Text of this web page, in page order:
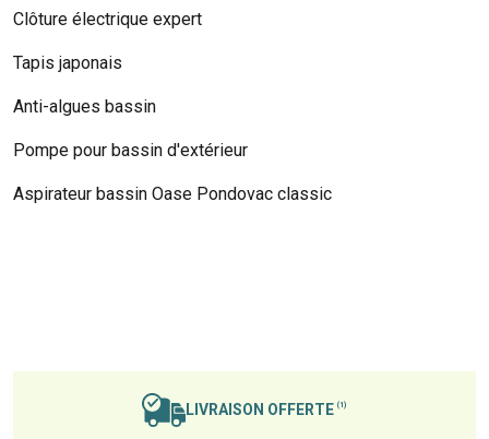
Clôture électrique expert
Tapis japonais
Anti-algues bassin
Pompe pour bassin d'extérieur
Aspirateur bassin Oase Pondovac classic
LIVRAISON OFFERTE (1)